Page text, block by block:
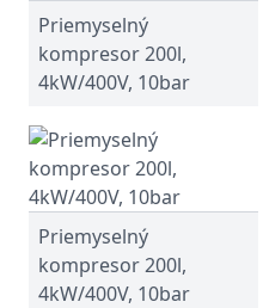
Priemyselný
kompresor 200l,
4kW/400V, 10bar
Priemyselný
kompresor 200l,
4kW/400V, 10bar